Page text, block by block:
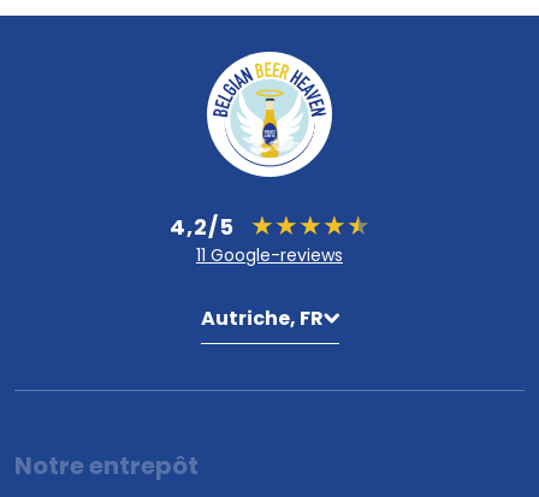
4,2/5
11 Google-reviews
Autriche, FR
Notre entrepôt